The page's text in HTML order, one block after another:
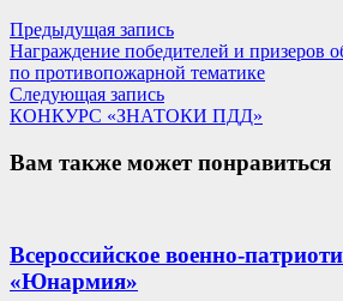
Навигация
по
записям
Предыдущая записьПредыдущая
запись:
Награждение победителей и призеров
по противопожарной тематике
Следующая записьСледующая
запись:
КОНКУРС «ЗНАТОКИ ПДД»
Вам также может понравиться
Всероссийское военно-
«Юнармия»